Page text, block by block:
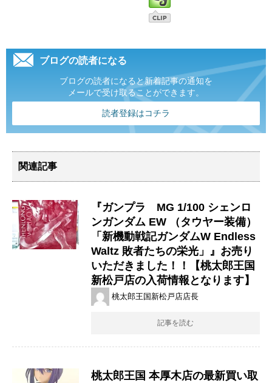
ブログの読者になる
ブログの読者になると新着記事の通知を
メールで受け取ることができます。
読者登録はコチラ
関連記事
『ガンプラ MG 1/100 シェンロ
ンガンダム EW （タウヤー装備）
「新機動戦記ガンダムW Endless
Waltz 敗者たちの栄光」』お売り
いただきました！！【桃太郎王国
新松戸店の入荷情報となります】
桃太郎王国新松戸店店長
記事を読む
桃太郎王国 本厚木店の最新買い取